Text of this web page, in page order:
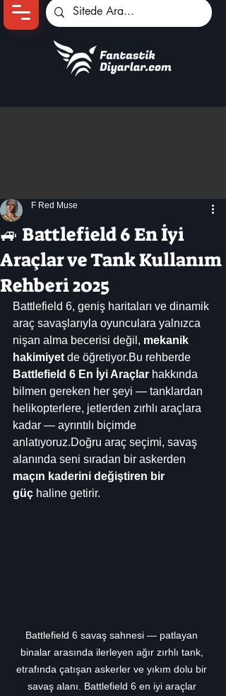
Black Desert İncelemeler
Dizi-Film Haberleri
🚙 Battlefield 6 En İyi
Araçlar ve Tank Kullanım
Rehberi 2025
F Red Muse
Battlefield 6, geniş haritaları ve dinamik
araç savaşlarıyla oyunculara yalnızca
nişan alma becerisi değil, mekanik
hakimiyet de öğretiyor.Bu rehberde
Battlefield 6 En İyi Araçlar hakkında
bilmen gereken her şeyi — tanklardan
helikopterlere, jetlerden zırhlı araçlara
kadar — ayrıntılı biçimde
anlatıyoruz.Doğru araç seçimi, savaş
alanında seni sıradan bir askerden
maçın kaderini değiştiren bir
güç haline getirir.
Battlefield 6 savaş sahnesi — patlayan
binalar arasında ilerleyen ağır zırhlı tank,
etrafında çatışan askerler ve yıkım dolu bir
savaş alanı. Battlefield 6 en iyi araçlar